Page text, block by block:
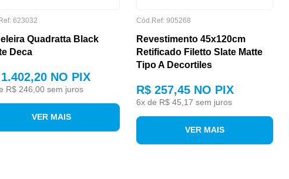
623032
Quadratta Black
Deca
NO PIX
R$ 246,00 sem juros
VER MAIS
Cód.Ref: 905268
Revestimento 45x120cm
Retificado Filetto Slate Matte
Tipo A Decortiles
R$ 257,45 NO PIX
6x de R$ 45,17 sem juros
VER MAIS